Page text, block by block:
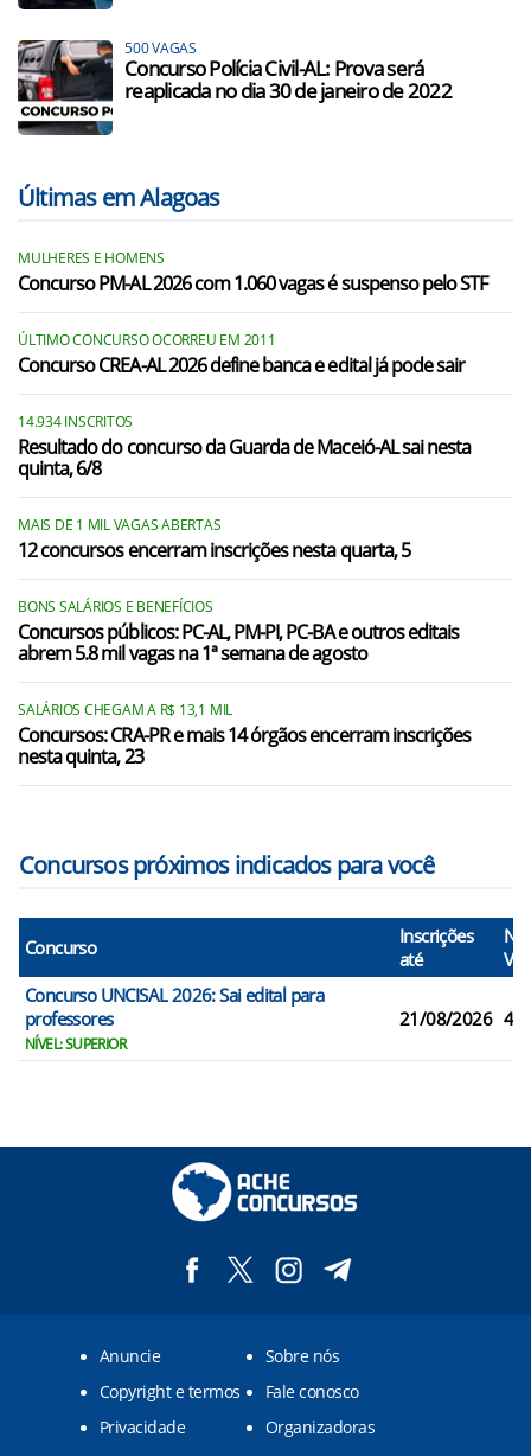
500 VAGAS
Concurso Polícia Civil-AL: Prova será
reaplicada no dia 30 de janeiro de 2022
Últimas em Alagoas
MULHERES E HOMENS
Concurso PM-AL 2026 com 1.060 vagas é suspenso pelo STF
ÚLTIMO CONCURSO OCORREU EM 2011
Concurso CREA-AL 2026 define banca e edital já pode sair
14.934 INSCRITOS
Resultado do concurso da Guarda de Maceió-AL sai nesta
quinta, 6/8
MAIS DE 1 MIL VAGAS ABERTAS
12 concursos encerram inscrições nesta quarta, 5
BONS SALÁRIOS E BENEFÍCIOS
Concursos públicos: PC-AL, PM-PI, PC-BA e outros editais
abrem 5.8 mil vagas na 1ª semana de agosto
SALÁRIOS CHEGAM A R$ 13,1 MIL
Concursos: CRA-PR e mais 14 órgãos encerram inscrições
nesta quinta, 23
Concursos próximos indicados para você
Concurso
Inscrições
até
N°
Concurso UNCISAL 2026: Sai edital para
professores
NÍVEL: SUPERIOR
21/08/2026 43
Anuncie
Sobre nós
Copyright e termos
Fale conosco
Privacidade
Organizadoras